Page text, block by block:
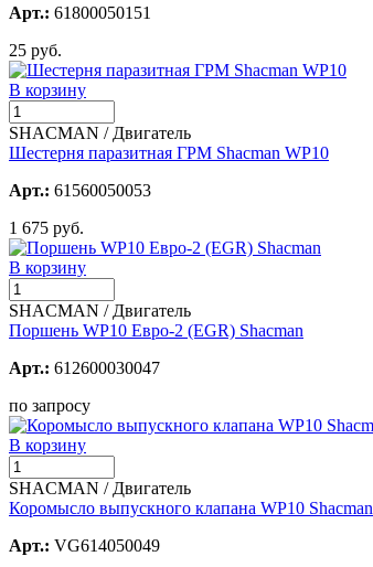
Арт.: 61800050151
25 руб.
В корзину
SHACMAN / Двигатель
Шестерня паразитная ГРМ Shacman WP10
Арт.: 61560050053
1 675 руб.
В корзину
SHACMAN / Двигатель
Поршень WP10 Евро-2 (EGR) Shacman
Арт.: 612600030047
по запросу
В корзину
SHACMAN / Двигатель
Коромысло выпускного клапана WP10 Shacman
Арт.: VG614050049